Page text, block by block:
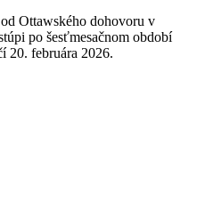
Ottawského dohovoru v
po šesťmesačnom období
20. februára 2026.